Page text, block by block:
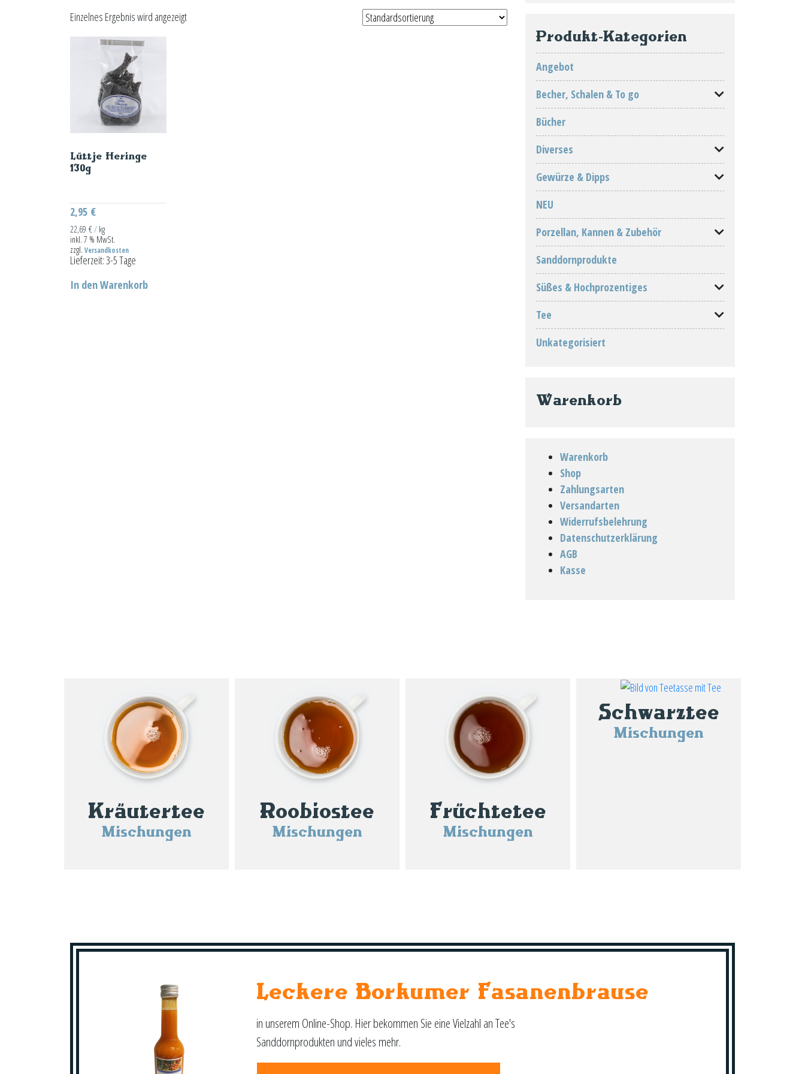
Einzelnes Ergebnis wird angezeigt
Lüttje Heringe
130g
2,95 €
22,69 €/ kg
inkl. 7 % MwSt.
zzgl. Versandkosten
Lieferzeit:3-5 Tage
In den Warenkorb
Produkt-Kategorien
Angebot
Becher, Schalen & To go
Bücher
Diverses
Gewürze & Dipps
NEU
Porzellan, Kannen & Zubehör
Sanddornprodukte
Süßes & Hochprozentiges
Tee
Unkategorisiert
Warenkorb
Warenkorb
Shop
Zahlungsarten
Versandarten
Widerrufsbelehrung
Datenschutzerklärung
AGB
Kasse
Kräutertee
Mischungen
Roobiostee
Mischungen
Früchtetee
Mischungen
Schwarztee
Mischungen
Leckere Borkumer Fasanenbrause
in unserem Online-Shop. Hier bekommen Sie eine Vielzahl an Tee's
Sanddornprodukten und vieles mehr.